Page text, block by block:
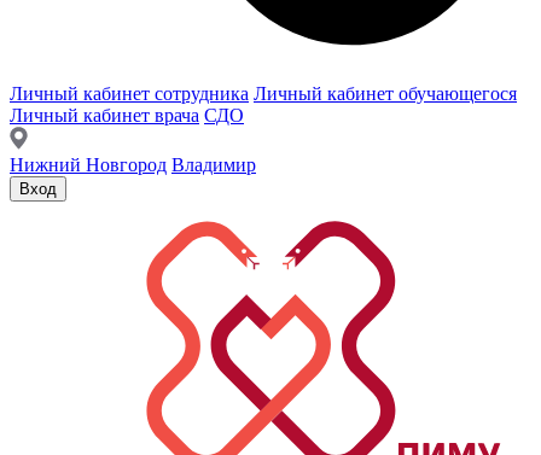
Личный кабинет сотрудника Личный кабинет обучающегося
Личный кабинет врача СДО
Нижний Новгород Владимир
Вход